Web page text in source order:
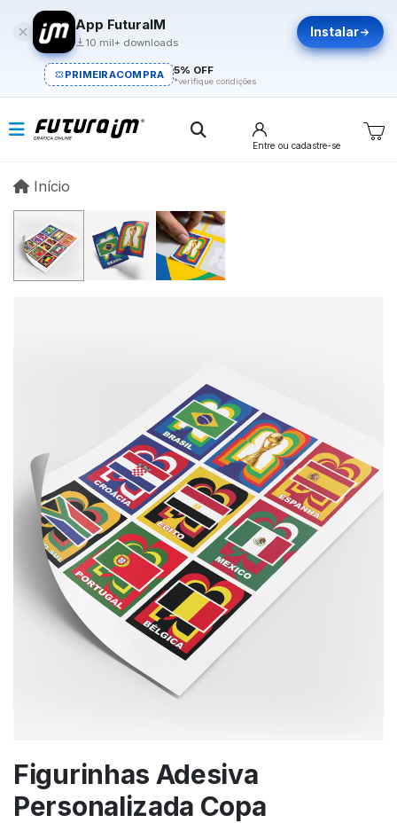
App FuturaIM
10 mil+ downloads
Instalar
PRIMEIRACOMPRA 5% OFF
*verifique condições
Entre ou cadastre-se
Início
Figurinhas Adesiva
Personalizada Copa